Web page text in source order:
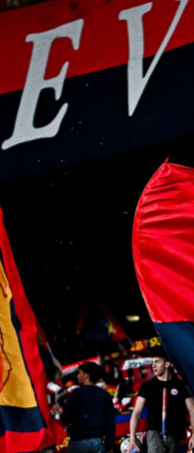
7 Agosto 2026
7 Agosto 2026